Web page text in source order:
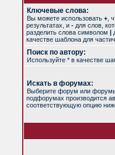
Ключевые слова:
Вы можете использовать + ,
результатах, и - для слов,
разделить слова символом |
качестве шаблона для
Поиск по автору:
Используйте * в качестве
Искать в форумах:
Выберите форум или
подфорумах производится
соответствующую опцию